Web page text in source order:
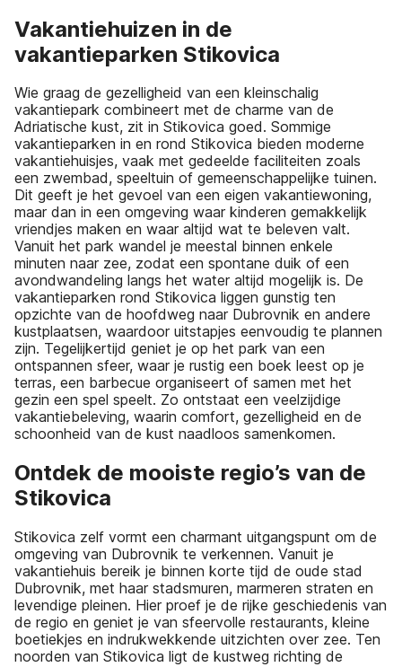
Vakantiehuizen in de
vakantieparken Stikovica
Wie graag de gezelligheid van een kleinschalig
vakantiepark combineert met de charme van de
Adriatische kust, zit in Stikovica goed. Sommige
vakantieparken in en rond Stikovica bieden moderne
vakantiehuisjes, vaak met gedeelde faciliteiten zoals
een zwembad, speeltuin of gemeenschappelijke tuinen.
Dit geeft je het gevoel van een eigen vakantiewoning,
maar dan in een omgeving waar kinderen gemakkelijk
vriendjes maken en waar altijd wat te beleven valt.
Vanuit het park wandel je meestal binnen enkele
minuten naar zee, zodat een spontane duik of een
avondwandeling langs het water altijd mogelijk is. De
vakantieparken rond Stikovica liggen gunstig ten
opzichte van de hoofdweg naar Dubrovnik en andere
kustplaatsen, waardoor uitstapjes eenvoudig te plannen
zijn. Tegelijkertijd geniet je op het park van een
ontspannen sfeer, waar je rustig een boek leest op je
terras, een barbecue organiseert of samen met het
gezin een spel speelt. Zo ontstaat een veelzijdige
vakantiebeleving, waarin comfort, gezelligheid en de
schoonheid van de kust naadloos samenkomen.
Ontdek de mooiste regio’s van de
Stikovica
Stikovica zelf vormt een charmant uitgangspunt om de
omgeving van Dubrovnik te verkennen. Vanuit je
vakantiehuis bereik je binnen korte tijd de oude stad
Dubrovnik, met haar stadsmuren, marmeren straten en
levendige pleinen. Hier proef je de rijke geschiedenis van
de regio en geniet je van sfeervolle restaurants, kleine
boetiekjes en indrukwekkende uitzichten over zee. Ten
noorden van Stikovica ligt de kustweg richting de